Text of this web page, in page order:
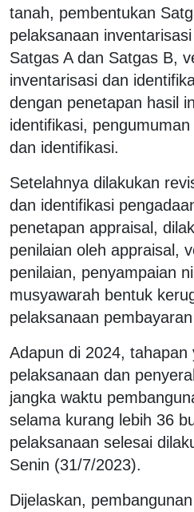
tanah, pembentukan
pelaksanaan
Satgas A dan Satgas B,
inventarisasi dan
dengan penetapan hasil
identifikasi,
dan identifikasi.
Setelahnya dilakukan
dan identifikasi
penetapan appraisal,
penilaian oleh appraisal,
penilaian, penyampaian
musyawarah bentuk
pelaksanaan
Adapun di 2024, tahapan
pelaksanaan dan
jangka waktu
selama kurang lebih 36
pelaksanaan selesai
Senin (31/7/2023).
Dijelaskan,